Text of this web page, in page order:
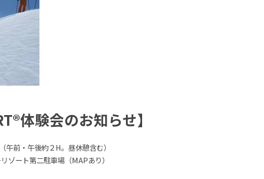
体験会のお知らせ】
前・午後約２H。昼休憩含む）
ゾート第二駐車場（MAPあり）